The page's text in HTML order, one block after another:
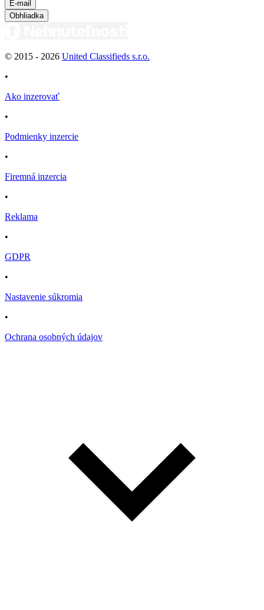
E-mail
Obhliadka
© 2015 - 2026 United Classifieds s.r.o.
•
Ako inzerovať
•
Podmienky inzercie
•
Firemná inzercia
•
Reklama
•
GDPR
•
Nastavenie súkromia
•
Ochrana osobných údajov